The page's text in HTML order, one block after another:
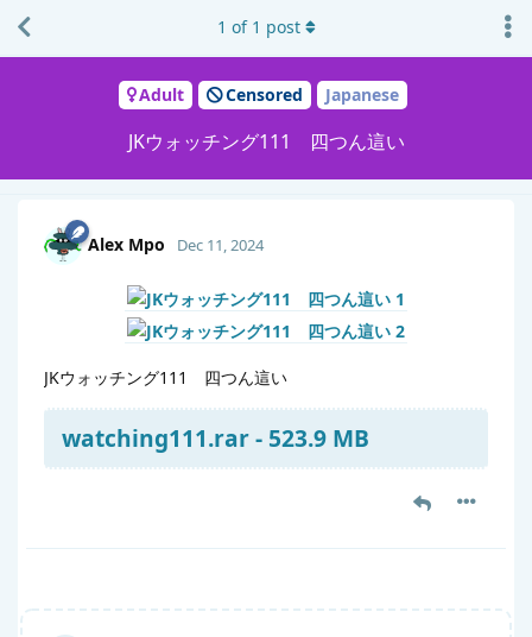
Adult Censored Japanese
JKウォッチング111 四つん這い
1 of 1 post
Alex Mpo Dec 11, 2024
JKウォッチング111 四つん這い
watching111.rar - 523.9 MB